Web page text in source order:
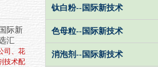
钛白粉--国际新技术
色母粒--国际新技术
消泡剂--国际新技术
际新
汇
司、花
技术配